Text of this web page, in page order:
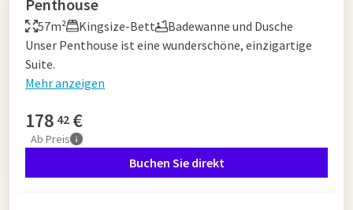
Penthouse
57m² Kingsize-Bett
Badewanne und Dusche
Unser Penthouse ist eine wunderschöne, einzigartige
Suite.
Mehr anzeigen
178 42 €
Ab Preis
Buchen Sie direkt